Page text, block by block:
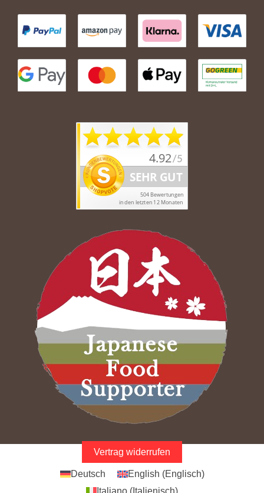
Vertrag widerrufen
Deutsch English (Englisch)
Italiano (Italienisch)